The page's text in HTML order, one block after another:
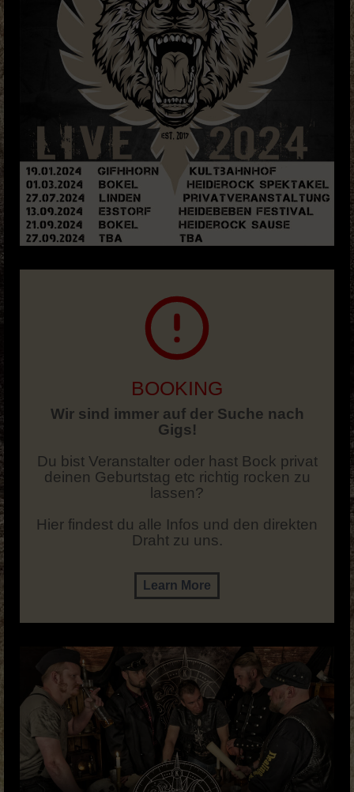
BOOKING
Wir sind immer auf der Suche nach
Gigs!
Du bist Veranstalter oder hast Bock privat
deinen Geburtstag etc richtig rocken zu
lassen?
Hier findest du alle Infos und den direkten
Draht zu uns.
Learn More